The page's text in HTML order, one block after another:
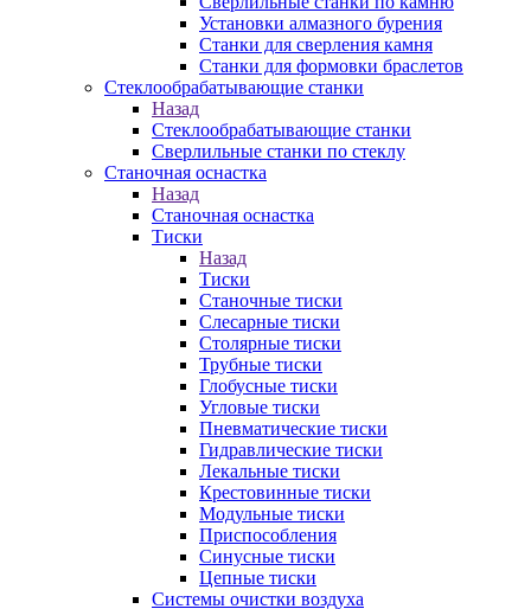
Установки алмазного бурения
Станки для сверления камня
Станки для формовки браслетов
Стеклообрабатывающие станки
Назад
Стеклообрабатывающие станки
Сверлильные станки по стеклу
Станочная оснастка
Назад
Станочная оснастка
Тиски
Назад
Тиски
Станочные тиски
Слесарные тиски
Столярные тиски
Трубные тиски
Глобусные тиски
Угловые тиски
Пневматические тиски
Гидравлические тиски
Лекальные тиски
Крестовинные тиски
Модульные тиски
Приспособления
Синусные тиски
Цепные тиски
Системы очистки воздуха